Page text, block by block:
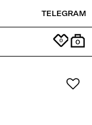
TELEGRAM
0